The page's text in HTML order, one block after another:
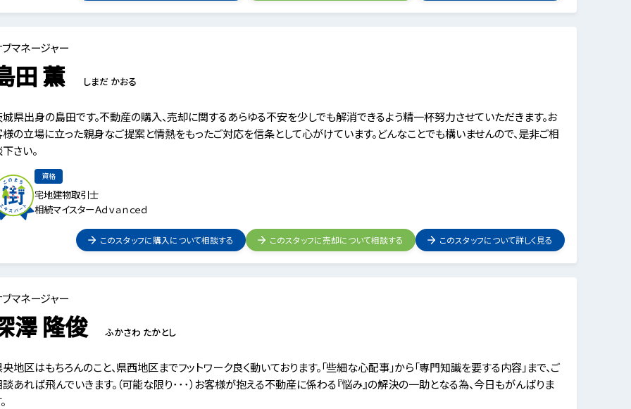
マネージャー
田 薫 しまだ かおる
県出身の島田です。不動産の購入、売却に関するあらゆる不安を少しでも解消できるよう精一杯努力させていただきます。お
の立場に立った親身なご提案と情熱をもったご対応を信条として心がけています。どんなことでも構いませんので、是非ご相
さい。
資格
宅地建物取引士
相続マイスターＡｄｖａｎｃｅｄ
このスタッフに購入について相談する このスタッフに売却について相談する このスタッフについて詳しく見る
マネージャー
澤 隆俊 ふかさわ たかとし
地区はもちろんのこと、県西地区までフットワーク良く動いております。「些細な心配事」から「専門知識を要する内容」まで、ご
あれば飛んでいきます。（可能な限り･･･）お客様が抱える不動産に係わる『悩み』の解決の一助となる為、今日もがんばりま